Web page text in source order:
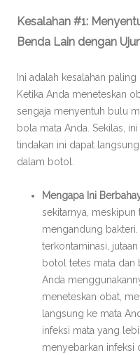
Kesalahan #1:
Benda Lain dengan
Ini adalah kesalahan
Ketika Anda meneteskan
sengaja menyentuh bulu
bola mata Anda. Sekilas,
tindakan ini dapat
dalam botol.
Mengapa Ini
sekitarnya, meskipun
mengandung
terkontaminasi,
botol tetes mata dan
Anda
meneteskan obat,
langsung ke mata
infeksi mata yang
menyebarkan infeksi